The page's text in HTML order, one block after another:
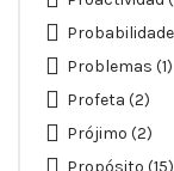
Problemas (1)
Profeta (2)
Prójimo (2)
Propósito (15)